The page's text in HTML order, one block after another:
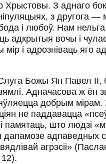
Хрыстовы. З аднаго
з другога —
і любоў. Нам
адкрытыя вочы і
і адрозніваць яго
Божы Ян Павел
Адначасова ж ён
добрым мірам.
не паддавацца
памятаць, што людзі
дапамозе адпаведных
агрэсіі»
12).